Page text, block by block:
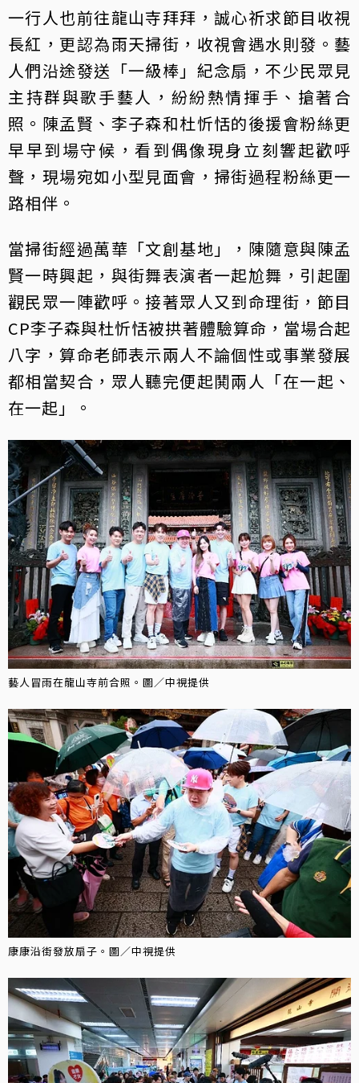
一行人也前往龍山寺拜拜，誠心祈求節目收視
長紅，更認為雨天掃街，收視會遇水則發。藝
人們沿途發送「一級棒」紀念扇，不少民眾見
主持群與歌手藝人，紛紛熱情揮手、搶著合
照。陳孟賢、李子森和杜忻恬的後援會粉絲更
早早到場守候，看到偶像現身立刻響起歡呼
聲，現場宛如小型見面會，掃街過程粉絲更一
路相伴。
當掃街經過萬華「文創基地」，陳隨意與陳孟
賢一時興起，與街舞表演者一起尬舞，引起圍
觀民眾一陣歡呼。接著眾人又到命理街，節目
CP李子森與杜忻恬被拱著體驗算命，當場合起
八字，算命老師表示兩人不論個性或事業發展
都相當契合，眾人聽完便起鬨兩人「在一起、
在一起」。
藝人冒雨在龍山寺前合照。圖／中視提供
康康沿街發放扇子。圖／中視提供